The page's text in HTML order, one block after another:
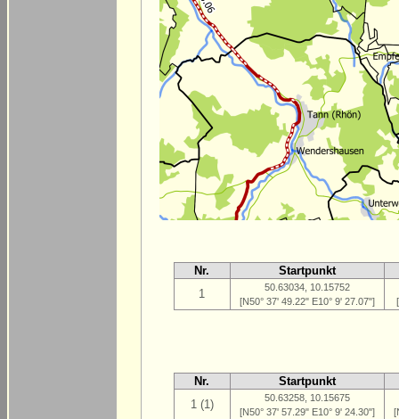
Nr.
Startpunkt
1
50.63034, 10.15752
[N50° 37' 49.22" E10° 9' 27.07"]
Nr.
Startpunkt
1 (1)
50.63258, 10.15675
[N50° 37' 57.29" E10° 9' 24.30"]